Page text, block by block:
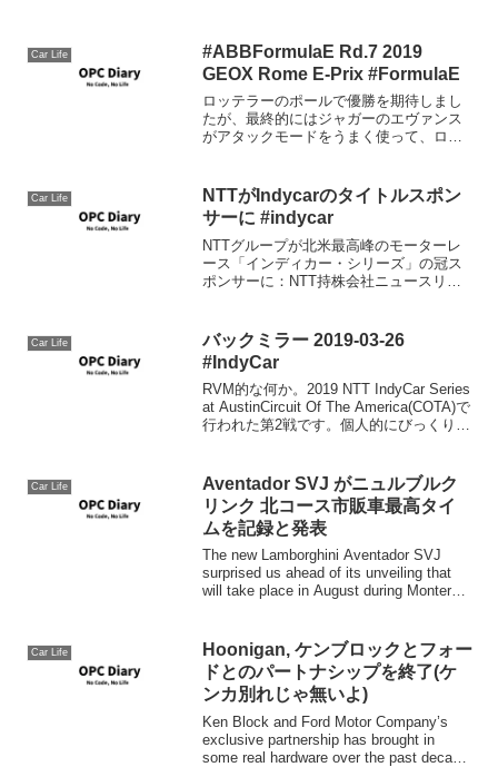
Car Life
#ABBFormulaE Rd.7 2019
GEOX Rome E-Prix #FormulaE
ロッテラーのポールで優勝を期待しまし
たが、最終的にはジャガーのエヴァンス
がアタックモードをうまく使って、ロッ
となるジャガーのミッチ・エヴァンス、
驚くべき事にパナソニック...
Car Life
NTTがIndycarのタイトルスポン
サーに #indycar
NTTグループが北米最高峰のモーターレ
ース「インディカー・シリーズ」の冠ス
ポンサーに：NTT持株会社ニュースリリ
Car Life
バックミラー 2019-03-26
#IndyCar
RVM的な何か。2019 NTT IndyCar Series
at AustinCircuit Of The America(COTA)で
行われた第2戦です。個人的にびっくりし
Car Life
Aventador SVJ がニュルブルク
リンク 北コース市販車最高タイ
ムを記録と発表
The new Lamborghini Aventador SVJ
surprised us ahead of its unveiling that
will take place in August during Monterey
Car Life
Hoonigan, ケンブロックとフォー
ドとのパートナシップを終了(ケ
ンカ別れじゃ無いよ)
Ken Block and Ford Motor Company’s
exclusive partnership has brought in
some real hardware over the past decade